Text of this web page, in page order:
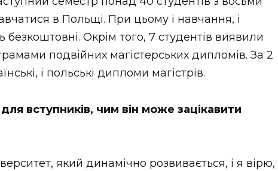
в Польщі. При цьому і навчання, і
Окрім того, 7 студентів виявили
подвійних магістерських дипломів. За 2
і польські дипломи магістрів.
вступників, чим він може зацікавити
який динамічно розвивається, і я вірю,